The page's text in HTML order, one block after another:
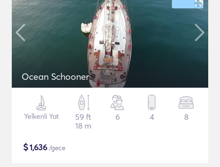
Ocean Schooner
Yelkenli Yat
59 ft
18 m
6 4 8
$1,636 /gece